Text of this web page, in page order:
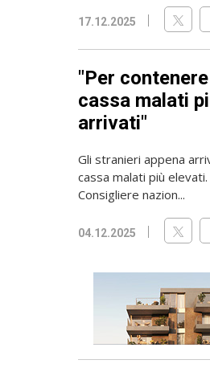
17.12.2025
"Per
cassa malati
arrivati"
Gli stranieri appena
cassa malati più
Consigliere nazion...
04.12.2025